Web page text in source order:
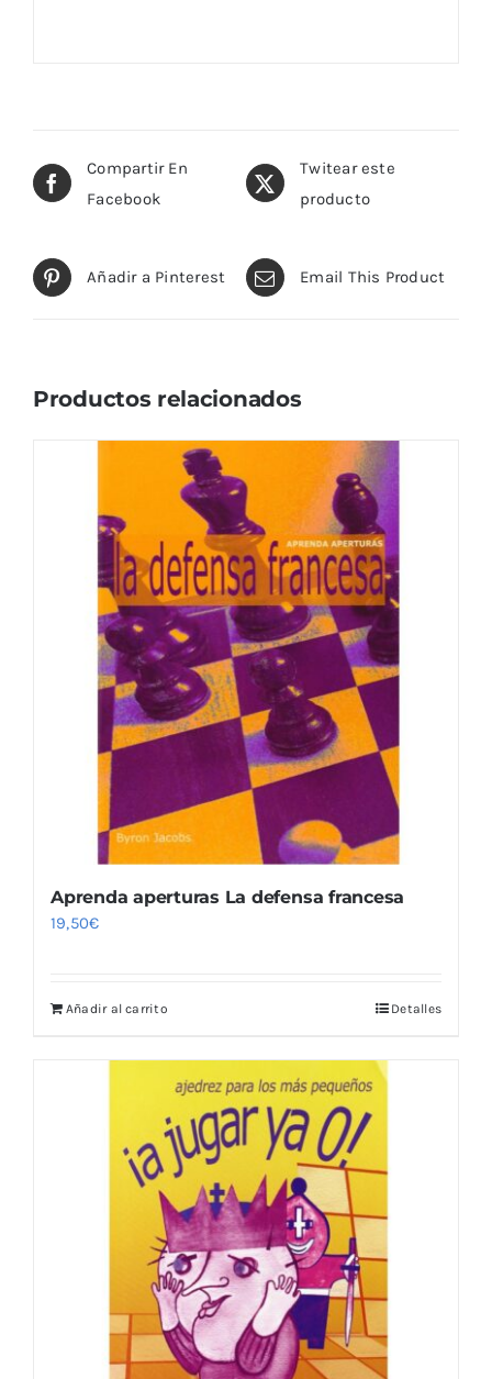
Compartir En
Facebook
Twitear este
producto
Añadir a Pinterest Email This Product
Productos relacionados
Aprenda aperturas La defensa francesa
19,50€
Añadir al carrito Detalles